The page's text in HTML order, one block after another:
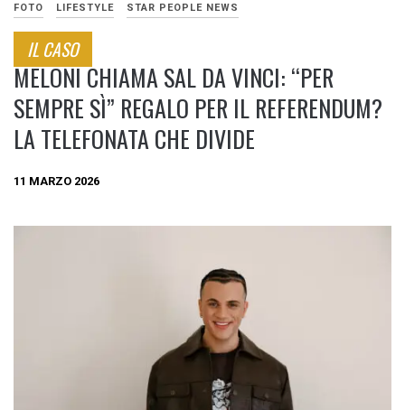
FOTO LIFESTYLE STAR PEOPLE NEWS
IL CASO
MELONI CHIAMA SAL DA VINCI: “PER
SEMPRE SÌ” REGALO PER IL REFERENDUM?
LA TELEFONATA CHE DIVIDE
11 MARZO 2026